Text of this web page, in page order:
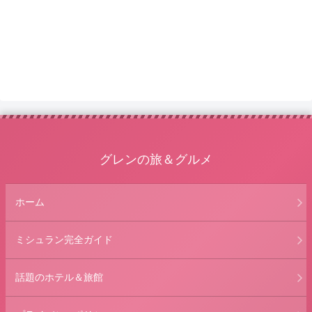
グレンの旅＆グルメ
ホーム
ミシュラン完全ガイド
話題のホテル＆旅館